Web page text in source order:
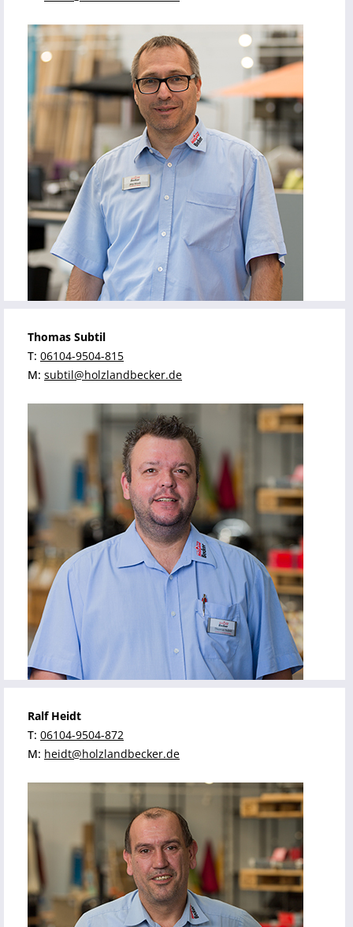
Ralf Heidt
T: 06104-9504-872
M: heidt@holzlandbecker.de
Thomas Subtil
T: 06104-9504-815
M: subtil@holzlandbecker.de